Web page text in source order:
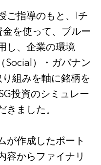
ご指導のもと、1チ
を使って、ブルー
し、企業の環境
Social）・ガバナン
組みを軸に銘柄を
投資のシミュレー
ました。
が作成したポート
容からファイナリ